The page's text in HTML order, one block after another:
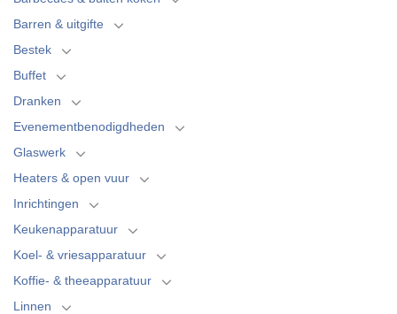
Barren & uitgifte
Bestek
Buffet
Dranken
Evenementbenodigdheden
Glaswerk
Heaters & open vuur
Inrichtingen
Keukenapparatuur
Koel- & vriesapparatuur
Koffie- & theeapparatuur
Linnen